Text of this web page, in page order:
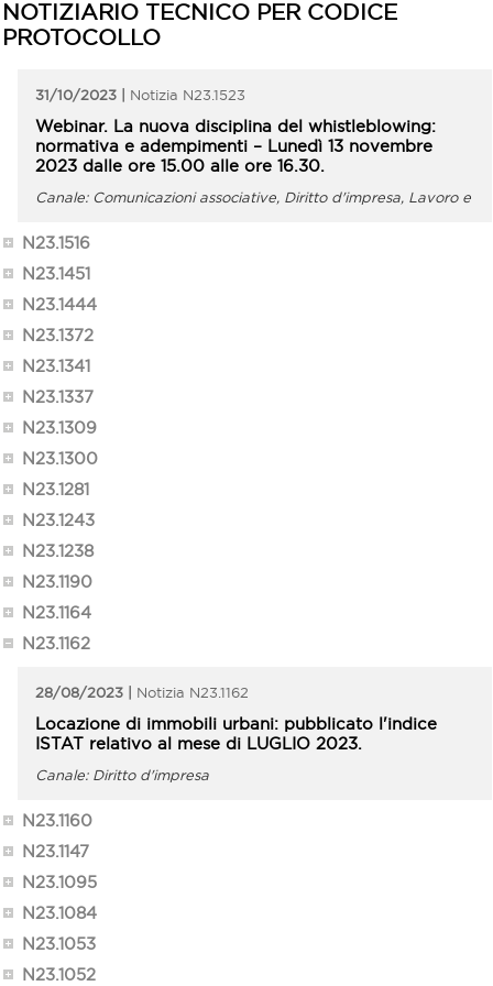
NOTIZIARIO TECNICO PER CODICE
PROTOCOLLO
31/10/2023 N23.1523
Webinar. La nuova disciplina del whistleblowing:
normativa e adempimenti – Lunedì 13 novembre
2023 dalle ore 15.00 alle ore 16.30.
Comunicazioni associative, Diritto d'impresa, Lavoro e
N23.1516
N23.1451
N23.1444
N23.1372
N23.1341
N23.1337
N23.1309
N23.1300
N23.1281
N23.1243
N23.1238
N23.1190
N23.1164
N23.1162
28/08/2023 N23.1162
Locazione di immobili urbani: pubblicato l'indice
ISTAT relativo al mese di LUGLIO 2023.
Diritto d'impresa
N23.1160
N23.1147
N23.1095
N23.1084
N23.1053
N23.1052